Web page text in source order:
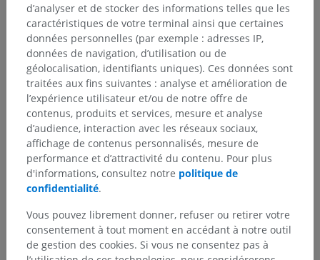
Corps humain> Systèmes intégrants>
Système cardiovasculaire> Vaisseaux >
Vaisseau sanguin> Vaisseau sinusoïde
Structures sous-jacentes :Il n'y a aucune structure
sous-jacente
Anatomie humaine 1
Traductions
d’analyser et de stocker des informations telles que les
caractéristiques de votre terminal ainsi que certaines
données personnelles (par exemple : adresses IP,
données de navigation, d’utilisation ou de
géolocalisation, identifiants uniques). Ces données sont
traitées aux fins suivantes : analyse et amélioration de
l’expérience utilisateur et/ou de notre offre de
contenus, produits et services, mesure et analyse
d’audience, interaction avec les réseaux sociaux,
affichage de contenus personnalisés, mesure de
performance et d’attractivité du contenu. Pour plus
d'informations, consultez notre politique de
confidentialité.
Vous pouvez librement donner, refuser ou retirer votre
consentement à tout moment en accédant à notre outil
de gestion des cookies. Si vous ne consentez pas à